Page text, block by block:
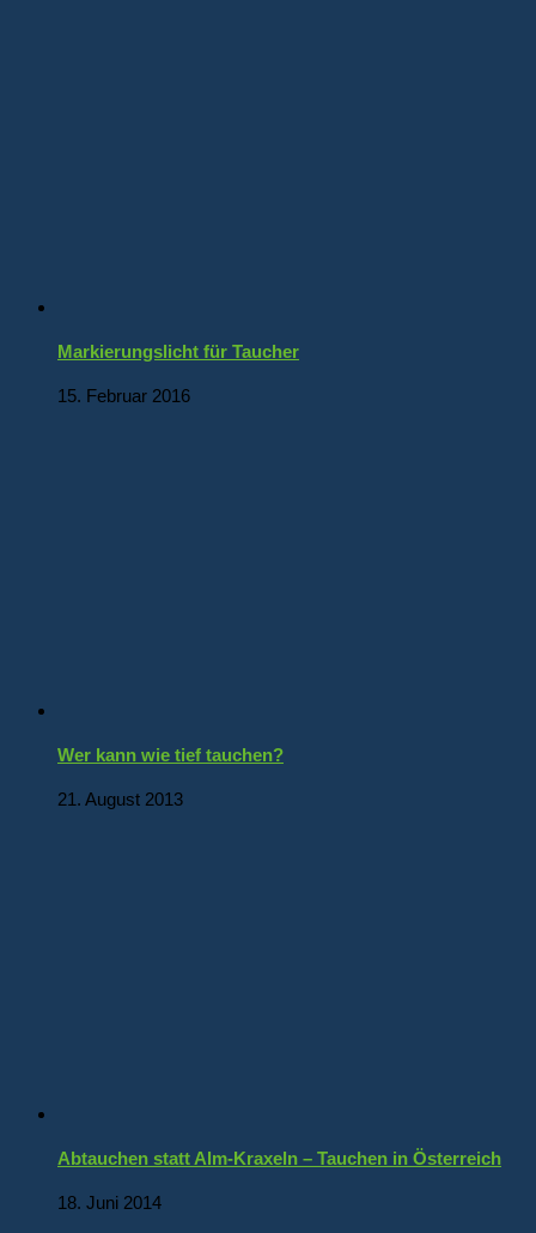
Markierungslicht für Taucher
15. Februar 2016
Wer kann wie tief tauchen?
21. August 2013
Abtauchen statt Alm-Kraxeln – Tauchen in Österreich
18. Juni 2014